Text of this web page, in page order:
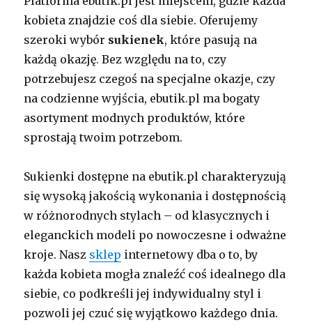
kobieta znajdzie coś dla siebie. Oferujemy
szeroki wybór sukienek, które pasują na
każdą okazję. Bez względu na to, czy
potrzebujesz czegoś na specjalne okazje, czy
na codzienne wyjścia, ebutik.pl ma bogaty
asortyment modnych produktów, które
sprostają twoim potrzebom.
Sukienki dostępne na ebutik.pl charakteryzują
się wysoką jakością wykonania i dostępnością
w różnorodnych stylach – od klasycznych i
eleganckich modeli po nowoczesne i odważne
kroje. Nasz sklep internetowy dba o to, by
każda kobieta mogła znaleźć coś idealnego dla
siebie, co podkreśli jej indywidualny styl i
pozwoli jej czuć się wyjątkowo każdego dnia.